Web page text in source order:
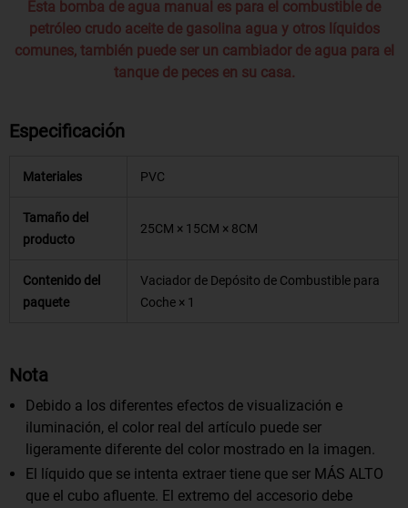
Esta bomba de agua manual es para el combustible de
petróleo crudo aceite de gasolina agua y otros líquidos
comunes, también puede ser un cambiador de agua para el
tanque de peces en su casa.
Especificación
Materiales PVC
Tamaño del
producto
25CM × 15CM × 8CM
Contenido del
paquete
Vaciador de Depósito de Combustible para
Coche × 1
Nota
Debido a los diferentes efectos de visualización e
iluminación, el color real del artículo puede ser
ligeramente diferente del color mostrado en la imagen.
El líquido que se intenta extraer tiene que ser MÁS ALTO
que el cubo afluente. El extremo del accesorio debe